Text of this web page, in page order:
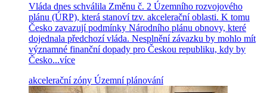
Vláda dnes schválila Změnu č. 2 Územního rozvojového
plánu (ÚRP), která stanoví tzv. akcelerační oblasti. K tomu
Česko zavazují podmínky Národního plánu obnovy, které
dojednala předchozí vláda. Nesplnění závazku by mohlo mít
významné finanční dopady pro Českou republiku, kdy by
Česko...více
akcelerační zóny Územní plánování